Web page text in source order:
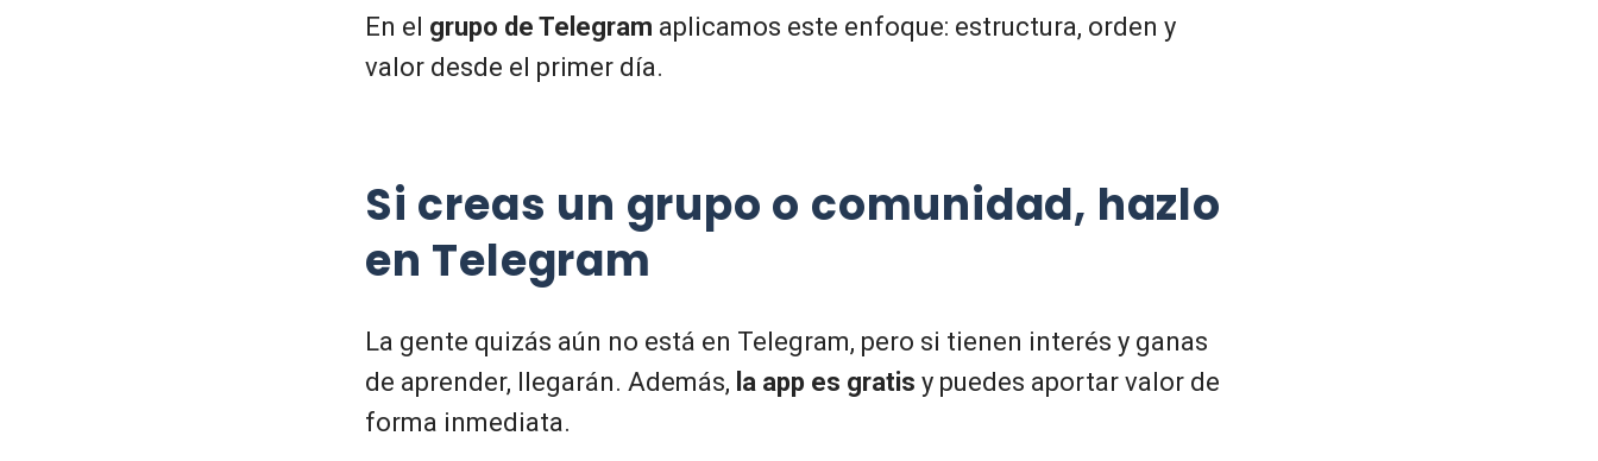
En el grupo de Telegram aplicamos este enfoque: estructura, orden y
valor desde el primer día.
Si creas un grupo o comunidad, hazlo
en Telegram
La gente quizás aún no está en Telegram, pero si tienen interés y ganas
de aprender, llegarán. Además, la app es gratis y puedes aportar valor de
forma inmediata.